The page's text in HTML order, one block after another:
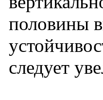
половины
следует